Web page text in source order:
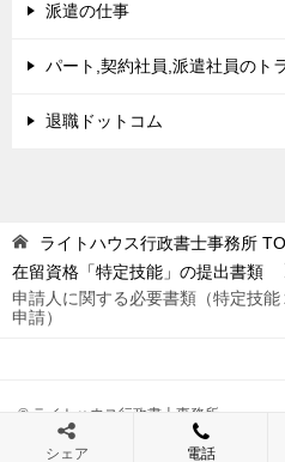
派遣の仕事
パート,契約社員,派遣社員のト
退職ドットコム
ライトハウス行政書士事務所
在留資格「特定技能」の提出書類
申請人に関する必要書類（特定技
申請）
© ライトハウス行政書士事務所
シェア 電話